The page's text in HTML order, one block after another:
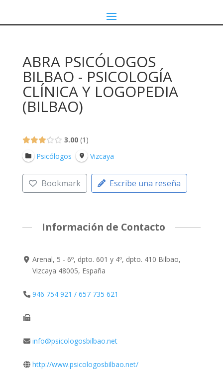
ABRA PSICÓLOGOS
BILBAO - PSICOLOGÍA
CLÍNICA Y LOGOPEDIA
(BILBAO)
3.00 1
Psicólogos
Vizcaya
Bookmark Escribe una reseña
Información de Contacto
Arenal, 5 - 6º, dpto. 601 y 4º, dpto. 410 Bilbao,
Vizcaya 48005, España
946 754 921 / 657 735 621
info@psicologosbilbao.net
http://www.psicologosbilbao.net/